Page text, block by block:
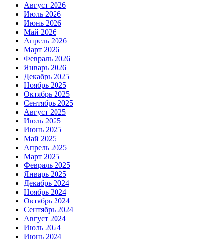
Август 2026
Июль 2026
Июнь 2026
Май 2026
Апрель 2026
Март 2026
Февраль 2026
Январь 2026
Декабрь 2025
Ноябрь 2025
Октябрь 2025
Сентябрь 2025
Август 2025
Июль 2025
Июнь 2025
Май 2025
Апрель 2025
Март 2025
Февраль 2025
Январь 2025
Декабрь 2024
Ноябрь 2024
Октябрь 2024
Сентябрь 2024
Август 2024
Июль 2024
Июнь 2024